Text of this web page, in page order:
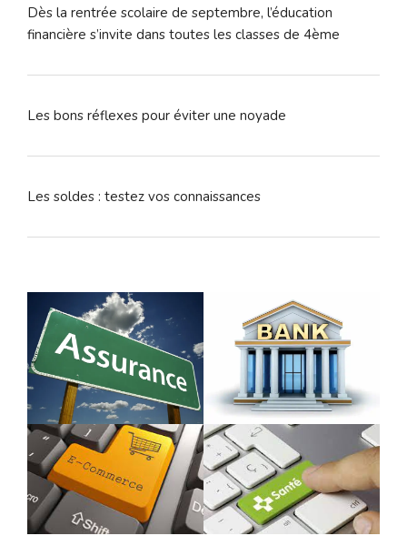
Dès la rentrée scolaire de septembre, l’éducation
financière s’invite dans toutes les classes de 4ème
Les bons réflexes pour éviter une noyade
Les soldes : testez vos connaissances